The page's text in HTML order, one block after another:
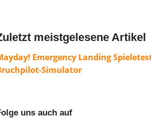
meistgelesene Artikel
Emergency Landing
Simulator
uns auch auf